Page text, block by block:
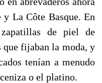
La Côte Basque. En
de piel de
que fijaban la moda, y
tenían a menudo
o el platino.